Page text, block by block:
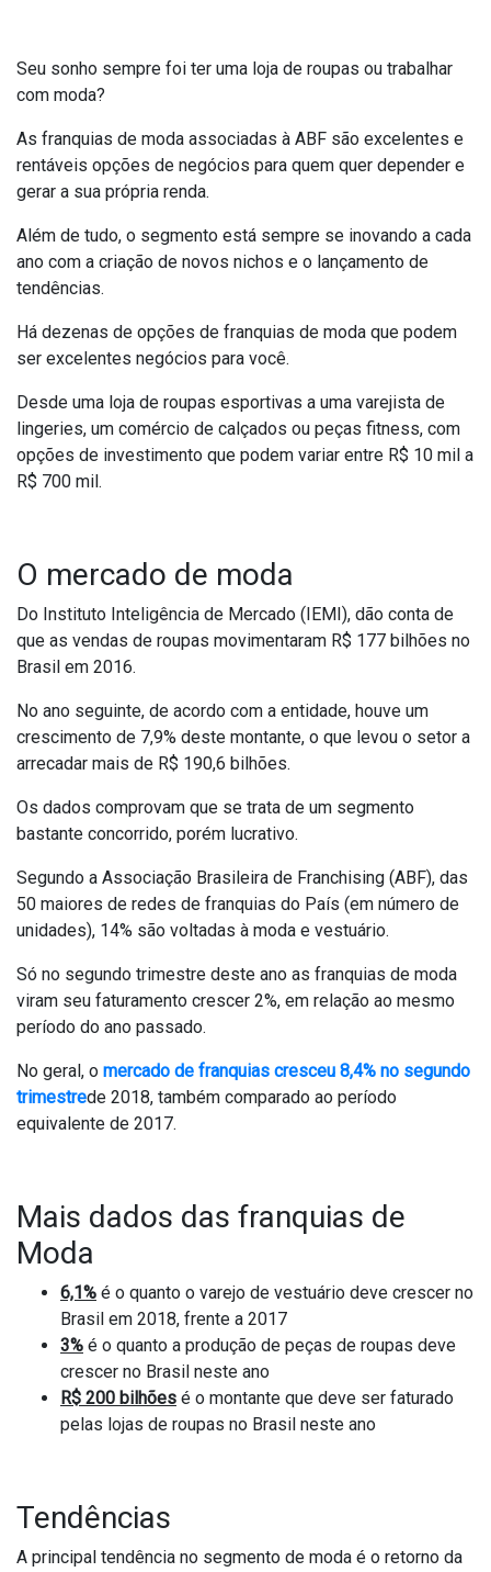
Seu sonho sempre foi ter uma loja de roupas ou trabalhar
com moda?
As franquias de moda associadas à ABF são excelentes e
rentáveis opções de negócios para quem quer depender e
gerar a sua própria renda.
Além de tudo, o segmento está sempre se inovando a cada
ano com a criação de novos nichos e o lançamento de
tendências.
Há dezenas de opções de franquias de moda que podem
ser excelentes negócios para você.
Desde uma loja de roupas esportivas a uma varejista de
lingeries, um comércio de calçados ou peças fitness, com
opções de investimento que podem variar entre R$ 10 mil a
R$ 700 mil.
O mercado de moda
Do Instituto Inteligência de Mercado (IEMI), dão conta de
que as vendas de roupas movimentaram R$ 177 bilhões no
Brasil em 2016.
No ano seguinte, de acordo com a entidade, houve um
crescimento de 7,9% deste montante, o que levou o setor a
arrecadar mais de R$ 190,6 bilhões.
Os dados comprovam que se trata de um segmento
bastante concorrido, porém lucrativo.
Segundo a Associação Brasileira de Franchising (ABF), das
50 maiores de redes de franquias do País (em número de
unidades), 14% são voltadas à moda e vestuário.
Só no segundo trimestre deste ano as franquias de moda
viram seu faturamento crescer 2%, em relação ao mesmo
período do ano passado.
No geral, o mercado de franquias cresceu 8,4% no segundo
trimestrede 2018, também comparado ao período
equivalente de 2017.
Mais dados das franquias de
Moda
6,1% é o quanto o varejo de vestuário deve crescer no
Brasil em 2018, frente a 2017
3% é o quanto a produção de peças de roupas deve
crescer no Brasil neste ano
R$ 200 bilhões é o montante que deve ser faturado
pelas lojas de roupas no Brasil neste ano
Tendências
A principal tendência no segmento de moda é o retorno da